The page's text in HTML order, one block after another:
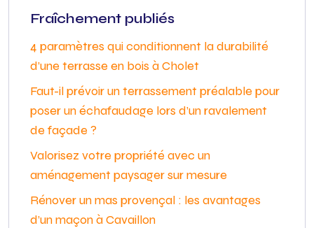
Fraîchement publiés
4 paramètres qui conditionnent la durabilité
d’une terrasse en bois à Cholet
Faut-il prévoir un terrassement préalable pour
poser un échafaudage lors d’un ravalement
de façade ?
Valorisez votre propriété avec un
aménagement paysager sur mesure
Rénover un mas provençal : les avantages
d’un maçon à Cavaillon